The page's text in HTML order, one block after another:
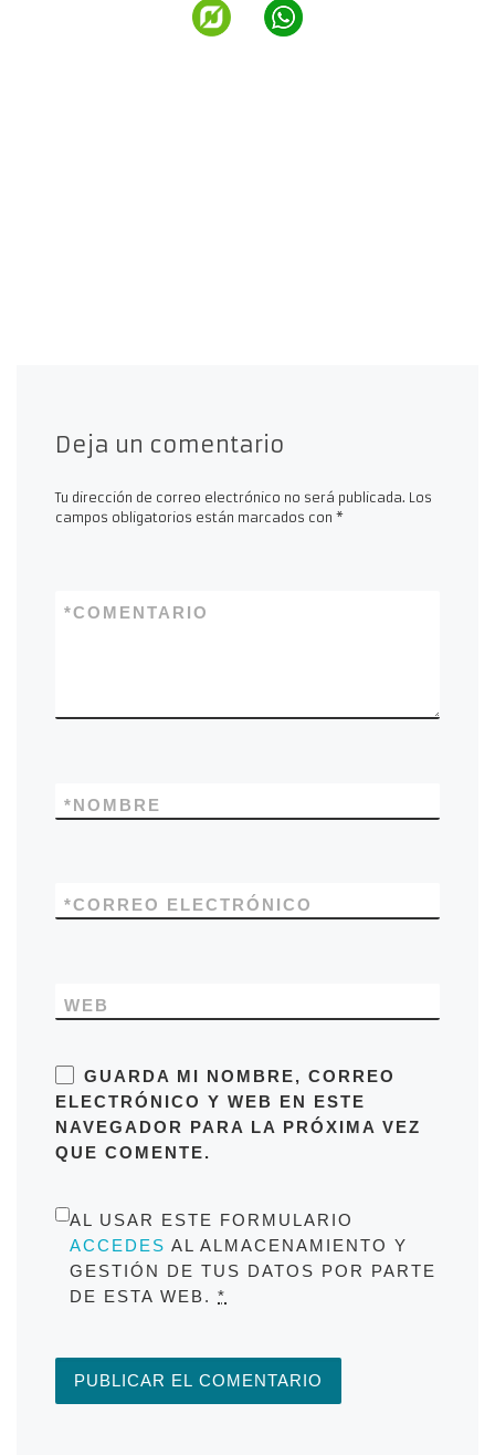
Deja un comentario
Tu dirección de correo electrónico no será publicada. Los
campos obligatorios están marcados con *
COMENTARIO
*
NOMBRE
*
CORREO ELECTRÓNICO
*
WEB
GUARDA MI NOMBRE, CORREO
ELECTRÓNICO Y WEB EN ESTE
NAVEGADOR PARA LA PRÓXIMA VEZ
QUE COMENTE.
AL USAR ESTE FORMULARIO
ACCEDES AL ALMACENAMIENTO Y
GESTIÓN DE TUS DATOS POR PARTE
DE ESTA WEB. *